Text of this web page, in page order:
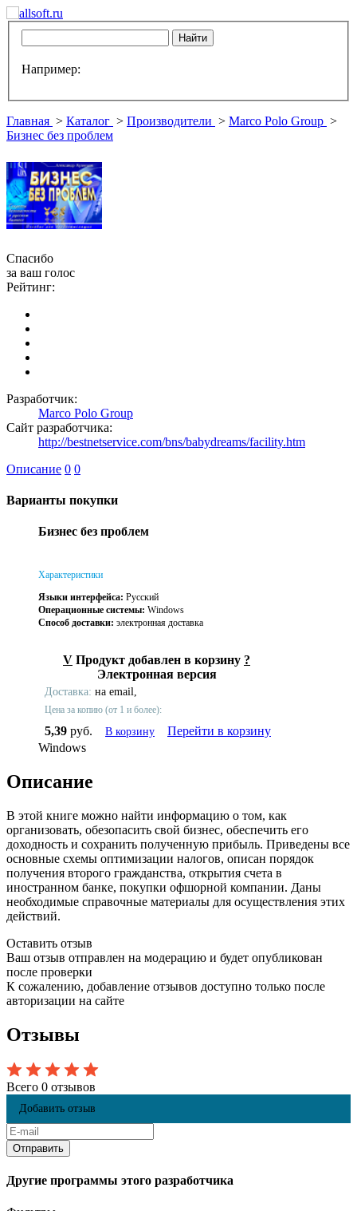
Например:
Главная > Каталог > Производители > Marco Polo Group >
Бизнес без проблем
Спасибо
за ваш голос
Рейтинг:
Разработчик:
Marco Polo Group
Сайт разработчика:
http://bestnetservice.com/bns/babydreams/facility.htm
Описание 0 0
Варианты покупки
Бизнес без проблем
Характеристики
Языки интерфейса: Русский
Операционные системы: Windows
Способ доставки: электронная доставка
V Продукт добавлен в корзину ?
Электронная версия
Доставка: на email,
Цена за копию (от 1 и более):
5,39 руб. В корзину
Перейти в корзину
Windows
Описание
В этой книге можно найти информацию о том, как
организовать, обезопасить свой бизнес, обеспечить его
доходность и сохранить полученную прибыль. Приведены все
основные схемы оптимизации налогов, описан порядок
получения второго гражданства, открытия счета в
иностранном банке, покупки офшорной компании. Даны
необходимые справочные материалы для осуществления этих
действий.
Оставить отзыв
Ваш отзыв отправлен на модерацию и будет опубликован
после проверки
К сожалению, добавление отзывов доступно только после
авторизации на сайте
Отзывы
Всего 0 отзывов
Добавить отзыв
Другие программы этого разработчика